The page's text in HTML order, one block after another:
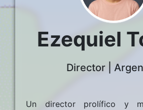
Ezequiel
Director |
Un director prolífico y